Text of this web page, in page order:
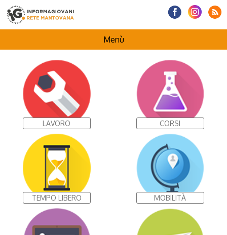
Menù
CENTRI INFORMAGIOVANI
LAVORO CORSI
TEMPO LIBERO MOBILITÀ